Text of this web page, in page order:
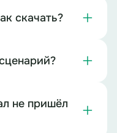
скачать?
не пришёл